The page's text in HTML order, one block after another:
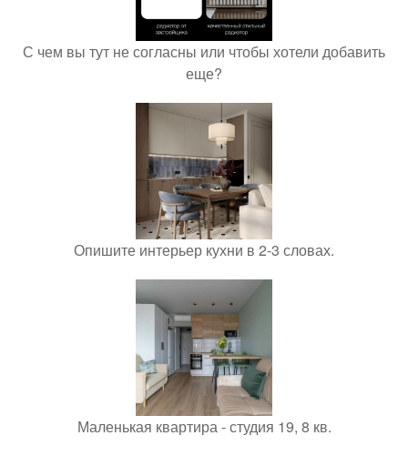
С чем вы тут не согласны или чтобы хотели добавить
еще?
Опишите интерьер кухни в 2-3 словах.
Маленькая квартира - студия 19, 8 кв.